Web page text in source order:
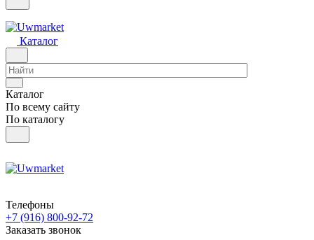
Каталог
Каталог
По всему сайту
По каталогу
Телефоны
+7 (916) 800-92-72
Заказать звонок